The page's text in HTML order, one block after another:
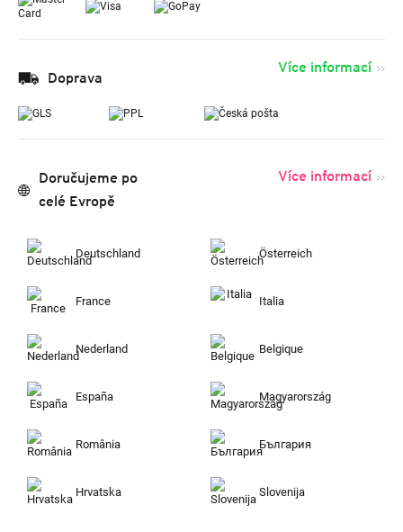
Doprava
Více informací
Doručujeme po
celé Evropě
Více informací
Deutschland Österreich
France Italia
Nederland Belgique
España Magyarország
România България
Hrvatska Slovenija